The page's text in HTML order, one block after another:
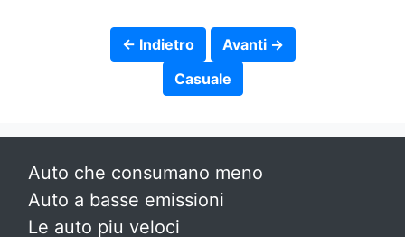
← Indietro
Avanti →
Casuale
Auto che consumano meno
Auto a basse emissioni
Le auto piu veloci